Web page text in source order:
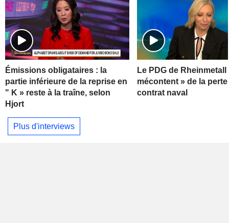
Émissions obligataires : la
partie inférieure de la reprise en
" K » reste à la traîne, selon
Hjort
Le PDG de
mécontent » de la
contrat naval
Plus d'interviews